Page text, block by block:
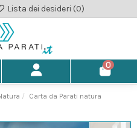
Lista dei desideri (0)
0
Carta da Parati natura